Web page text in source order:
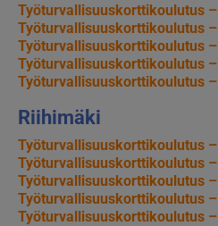
Työturvallisuuskorttikoulutus –
Työturvallisuuskorttikoulutus –
Työturvallisuuskorttikoulutus –
Työturvallisuuskorttikoulutus –
Työturvallisuuskorttikoulutus –
Riihimäki
Työturvallisuuskorttikoulutus –
Työturvallisuuskorttikoulutus –
Työturvallisuuskorttikoulutus –
Työturvallisuuskorttikoulutus –
Työturvallisuuskorttikoulutus –